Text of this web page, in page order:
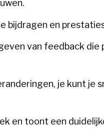
bijdragen en
van feedback
je kunt je
en toont een